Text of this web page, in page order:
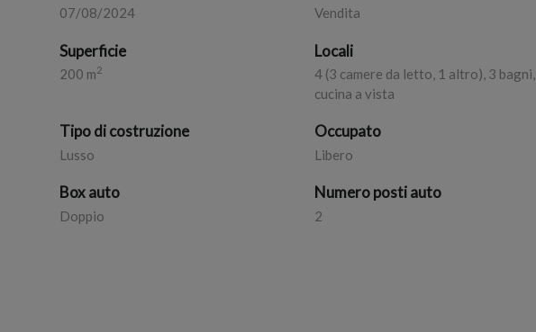
un lotto di terreno edificabile adiacente, di 630 mq (+ 50.000 Euro).
65510 - 366/3344622 - www.massaimmobiliare.com
07/08/2024 Vendita
Superficie
200 m2
Locali
4 (3 camere da letto, 1 altro), 3 bagni,
cucina a vista
Tipo di costruzione
Lusso
Occupato
Libero
Box auto
Doppio
Numero posti auto
2